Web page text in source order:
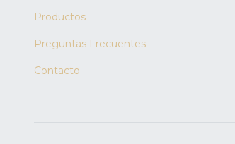
Productos
Preguntas Frecuentes
Contacto